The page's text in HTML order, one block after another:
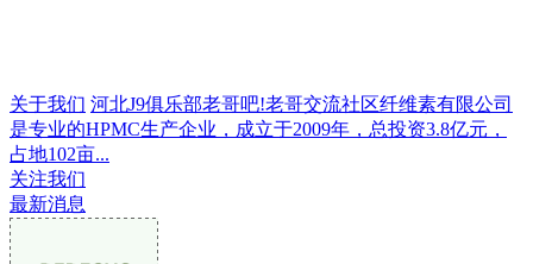
关于我们 河北J9俱乐部老哥吧!老哥交流社区纤维素有限公司
是专业的HPMC生产企业，成立于2009年，总投资3.8亿元，
占地102亩...
关注我们
最新消息